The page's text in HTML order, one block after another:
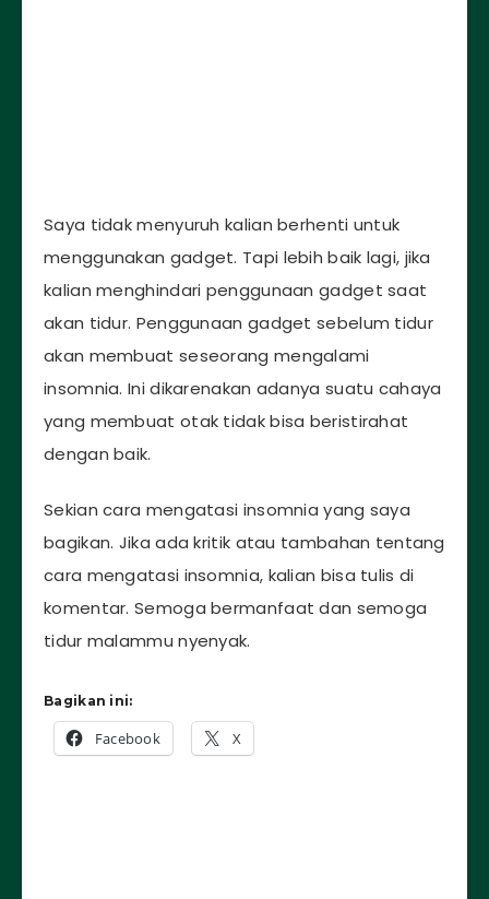
Saya tidak menyuruh kalian berhenti untuk
menggunakan gadget. Tapi lebih baik lagi, jika
kalian menghindari penggunaan gadget saat
akan tidur. Penggunaan gadget sebelum tidur
akan membuat seseorang mengalami
insomnia. Ini dikarenakan adanya suatu cahaya
yang membuat otak tidak bisa beristirahat
dengan baik.
Sekian cara mengatasi insomnia yang saya
bagikan. Jika ada kritik atau tambahan tentang
cara mengatasi insomnia, kalian bisa tulis di
komentar. Semoga bermanfaat dan semoga
tidur malammu nyenyak.
Bagikan ini:
Facebook X